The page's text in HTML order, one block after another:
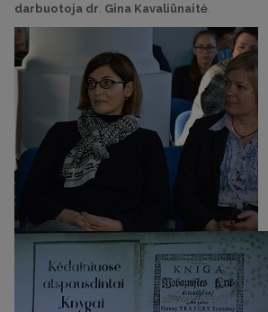
darbuotoja dr Gina Kavaliūnaitė